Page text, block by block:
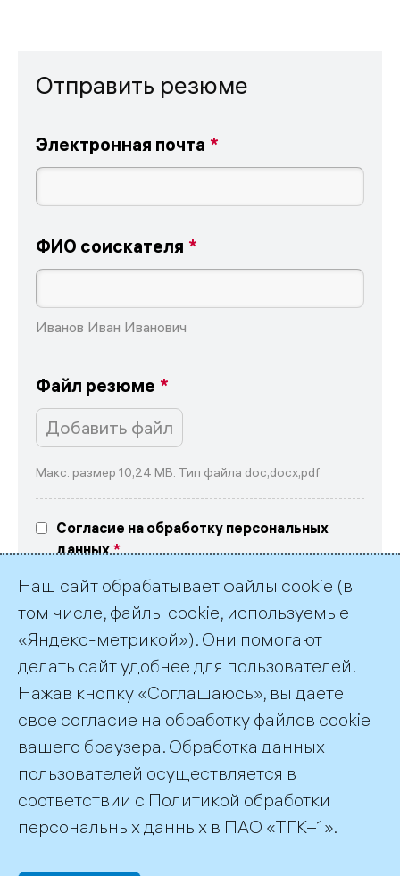
Отправить резюме
Электронная почта
ФИО соискателя
Иванов Иван Иванович
Файл резюме
Добавить файл
Макс. размер 10,24 MB: Тип файла doc,docx,pdf
Согласие на обработку персональных
данных
персональных данных в соответствие
с текстомсогласияиполитикой обработки
персональных данных ПАО «ТГК-1»
©2026 ПАО «ТГК–1»
Наш сайт обрабатывает файлы cookie (в
том числе, файлы cookie, используемые
«Яндекс-метрикой»). Они помогают
делать сайт удобнее для пользователей.
Нажав кнопку «Соглашаюсь», вы даете
свое согласие на обработку файлов cookie
вашего браузера. Обработка данных
пользователей осуществляется в
соответствии с Политикой обработки
персональных данных в ПАО «ТГК–1».